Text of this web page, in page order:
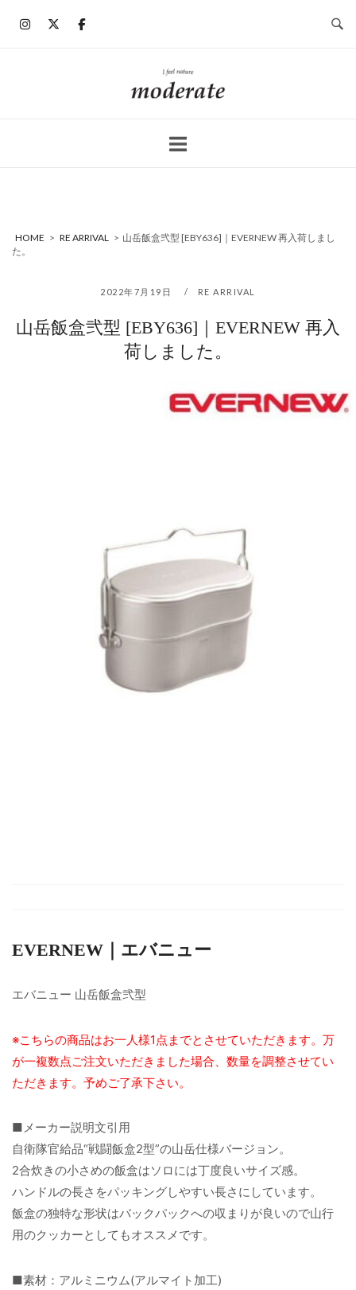
ホ
ー
HOME > RE ARRIVAL > 山岳飯盒弐型 [EBY636]｜EVERNEW 再入荷しまし
た。
2022年7月19日 RE ARRIVAL
山岳飯盒弐型 [EBY636]｜EVERNEW 再入
荷しました。
EVERNEW｜エバニュー
エバニュー 山岳飯盒弐型
※こちらの商品はお一人様1点までとさせていただきます。万
が一複数点ご注文いただきました場合、数量を調整させてい
ただきます。予めご了承下さい。
■メーカー説明文引用
自衛隊官給品“戦闘飯盒2型”の山岳仕様バージョン。
2合炊きの小さめの飯盒はソロには丁度良いサイズ感。
ハンドルの長さをパッキングしやすい長さにしています。
飯盒の独特な形状はバックパックへの収まりが良いので山行
用のクッカーとしてもオススメです。
■素材：アルミニウム(アルマイト加工)